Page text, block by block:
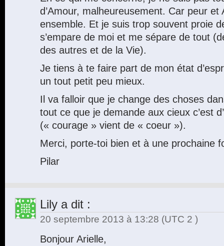
d’Amour, malheureusement. Car peur et
ensemble. Et je suis trop souvent proie
s’empare de moi et me sépare de tout
des autres et de la Vie).
Je tiens à te faire part de mon état
un tout petit peu mieux.
Il va falloir que je change des choses
tout ce que je demande aux cieux c’est
(« courage » vient de « coeur »).
Merci, porte-toi bien et à une prochaine
Pilar
Lily a dit :
20 septembre 2013 à 13:28 (UTC 2 )
Bonjour Arielle,